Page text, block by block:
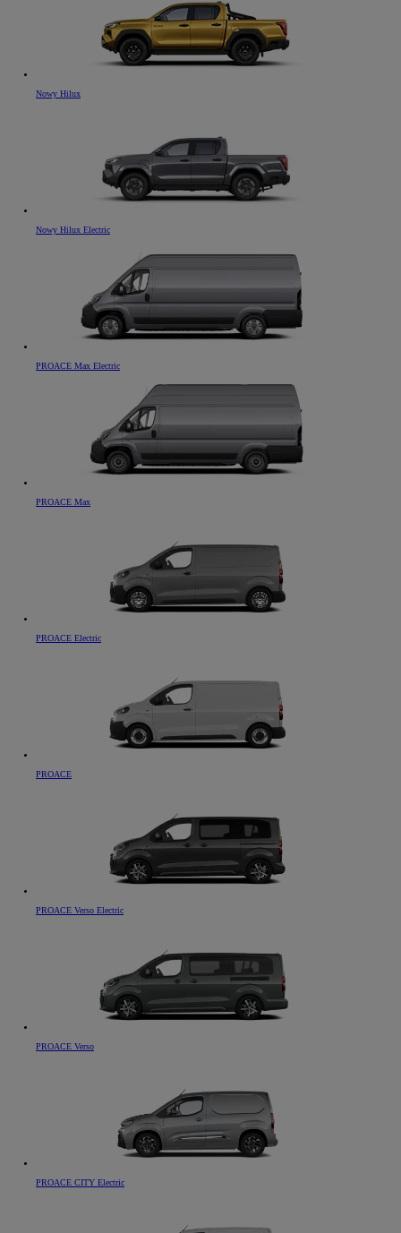
Nowy Hilux
Nowy Hilux Electric
PROACE Max Electric
PROACE Max
PROACE Electric
PROACE
PROACE Verso Electric
PROACE Verso
PROACE CITY Electric